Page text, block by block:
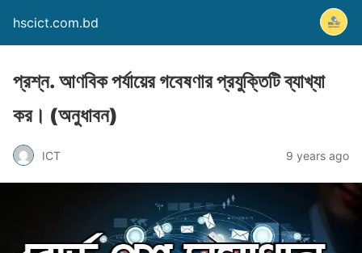
hscict.com.bd
প্রশ্ন. আণবিক পর্যায়ের গবেষণার প্রযুক্তিটি ব্যাখ্যা
কর। (অনুধাবন)
ICT 9 years ago